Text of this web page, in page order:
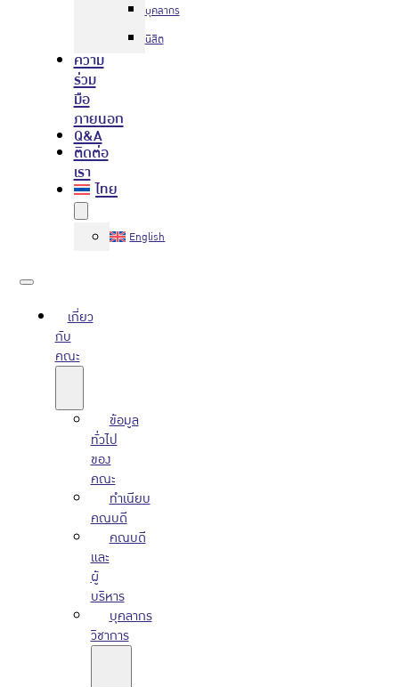
บุคลากร
นิสิต
ความ
ร่วม
มือ
ภายนอก
Q&A
ติดต่อ
เรา
ไทย
English
เกี่ยว
กับ
คณะ
ข้อมูล
ทั่วไป
ของ
คณะ
ทำเนียบ
คณบดี
คณบดี
และ
ผู้
บริหาร
บุคลากร
วิชาการ